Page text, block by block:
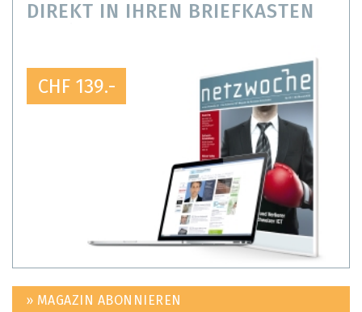
DIREKT IN IHREN BRIEFKASTEN
CHF 139.-
» MAGAZIN ABONNIEREN